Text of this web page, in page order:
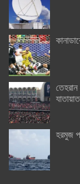
যাতায়াত
হরমুজ